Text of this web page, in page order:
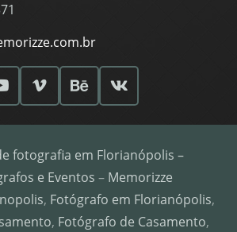
fotografia em Florianópolis –
e Eventos – Memorizze
, Fotógrafo em Florianópolis,
, Fotógrafo de Casamento,